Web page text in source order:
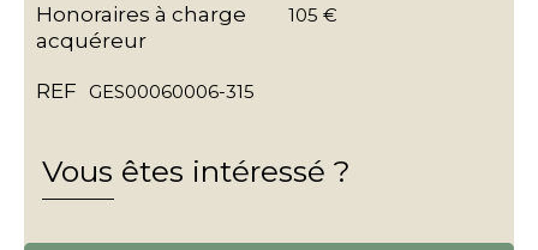
Honoraires à charge
acquéreur
105 €
REF GES00060006-315
Vous êtes intéressé ?